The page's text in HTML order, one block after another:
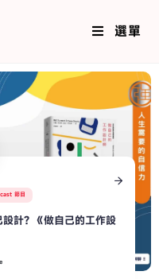
選單
【直播共讀BAR】《過度努力》